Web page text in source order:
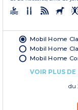
Mobil Home
Mobil Home
Mobil Home
VOIR PLUS DE
du